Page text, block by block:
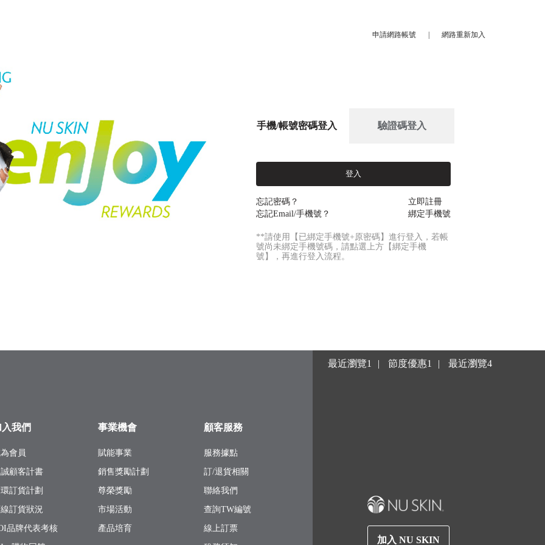
申請網路帳號 網路重新加入
手機/帳號密碼登入 驗證碼登入
登入
立即註冊
綁定手機號
忘記密碼？
忘記Email/手機號？
**請使用【已綁定手機號+原密碼】進行登入，若帳
號尚未綁定手機號碼，請點選上方【綁定手機
號】，再進行登入流程。
最近瀏覽1 節度優惠1 最近瀏覽4
加入 NU SKIN
我們
會員
顧客計書
訂貨計劃
訂貨狀況
品牌代表考核
事業機會
賦能事業
銷售獎勵計劃
尊榮獎勵
市場活動
產品培育
顧客服務
服務據點
訂/退貨相關
聯絡我們
查詢TW編號
線上訂票